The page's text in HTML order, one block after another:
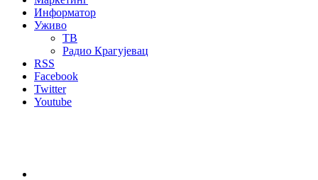
Информатор
Уживо
ТВ
Радио Крагујевац
RSS
Facebook
Twitter
Youtube